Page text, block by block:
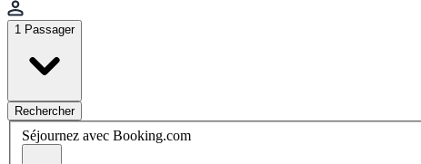
1 Passager
Rechercher
Séjournez avec Booking.com